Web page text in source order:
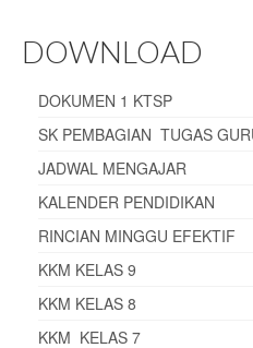
DOWNLOAD
DOKUMEN 1 KTSP
SK PEMBAGIAN TUGAS
JADWAL MENGAJAR
KALENDER PENDIDIKAN
RINCIAN MINGGU EFEKTIF
KKM KELAS 9
KKM KELAS 8
KKM KELAS 7